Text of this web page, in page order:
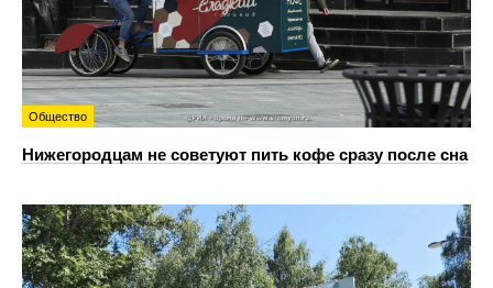
Общество
Нижегородцам не советуют пить кофе сразу после сна